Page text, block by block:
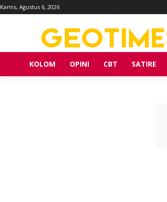
Kamis, Agustus 6, 2026
KOLOM OPINI CBT SATIRE